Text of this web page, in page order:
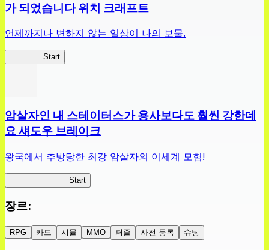
가 되었습니다 위치 크래프트
언제까지나 변하지 않는 일상이 나의 보물.
Start
암살자인 내 스테이터스가 용사보다도 훨씬 강한데
요 섀도우 브레이크
왕국에서 추방당한 최강 암살자의 이세계 모험!
Start
장르:
RPG 카드 시뮬 MMO 퍼즐 사전 등록 슈팅